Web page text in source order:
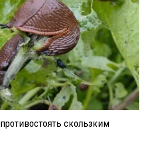
скользким